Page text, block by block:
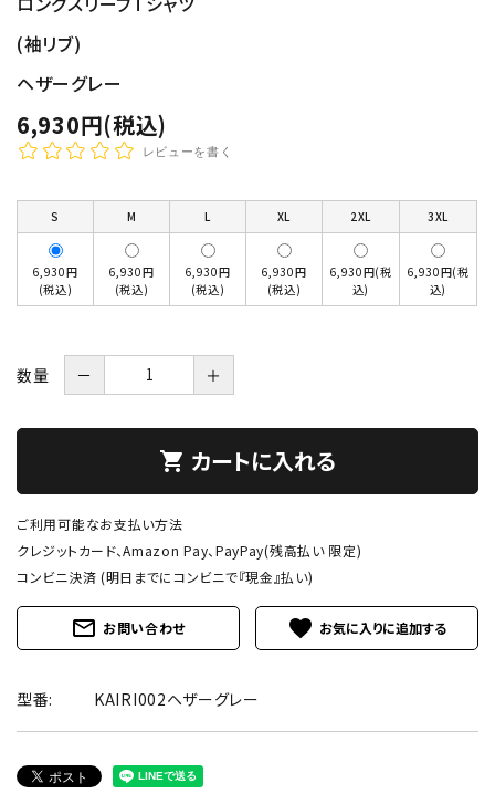
(袖リブ)
ヘザーグレー
6,930円(税込)
レビューを書く
S M L XL 2XL 3XL
6,930円
(税込)
6,930円
(税込)
6,930円
(税込)
6,930円
(税込)
6,930円(税
込)
6,930円(税
込)
数量 － ＋
shopping_cart カートに入れる
ご利用可能なお支払い方法
クレジットカード、Amazon Pay、PayPay(残高払い 限定)
コンビニ決済 (明日までにコンビニで『現金』払い)
mail_outline お問い合わせ favorite
型番: KAIRI002ヘザーグレー